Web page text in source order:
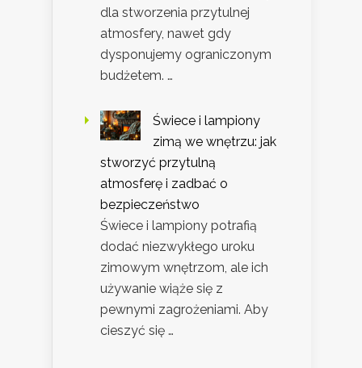
dla stworzenia przytulnej
atmosfery, nawet gdy
dysponujemy ograniczonym
budżetem. …
Świece i lampiony
zimą we wnętrzu: jak
stworzyć przytulną
atmosferę i zadbać o
bezpieczeństwo
Świece i lampiony potrafią
dodać niezwykłego uroku
zimowym wnętrzom, ale ich
używanie wiąże się z
pewnymi zagrożeniami. Aby
cieszyć się …